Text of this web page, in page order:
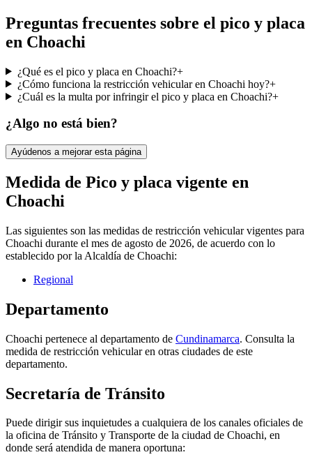
Preguntas frecuentes sobre el pico y placa
en Choachi
¿Qué es el pico y placa en Choachi?+
¿Cómo funciona la restricción vehicular en Choachi hoy?+
¿Cuál es la multa por infringir el pico y placa en Choachi?+
¿Algo no está bien?
Ayúdenos a mejorar esta página
Medida de Pico y placa vigente en
Choachi
Las siguientes son las medidas de restricción vehicular vigentes para
Choachi durante el mes de agosto de 2026, de acuerdo con lo
establecido por la Alcaldía de Choachi:
Regional
Departamento
Choachi pertenece al departamento de Cundinamarca. Consulta la
medida de restricción vehicular en otras ciudades de este
departamento.
Secretaría de Tránsito
Puede dirigir sus inquietudes a cualquiera de los canales oficiales de
la oficina de Tránsito y Transporte de la ciudad de Choachi, en
donde será atendida de manera oportuna: